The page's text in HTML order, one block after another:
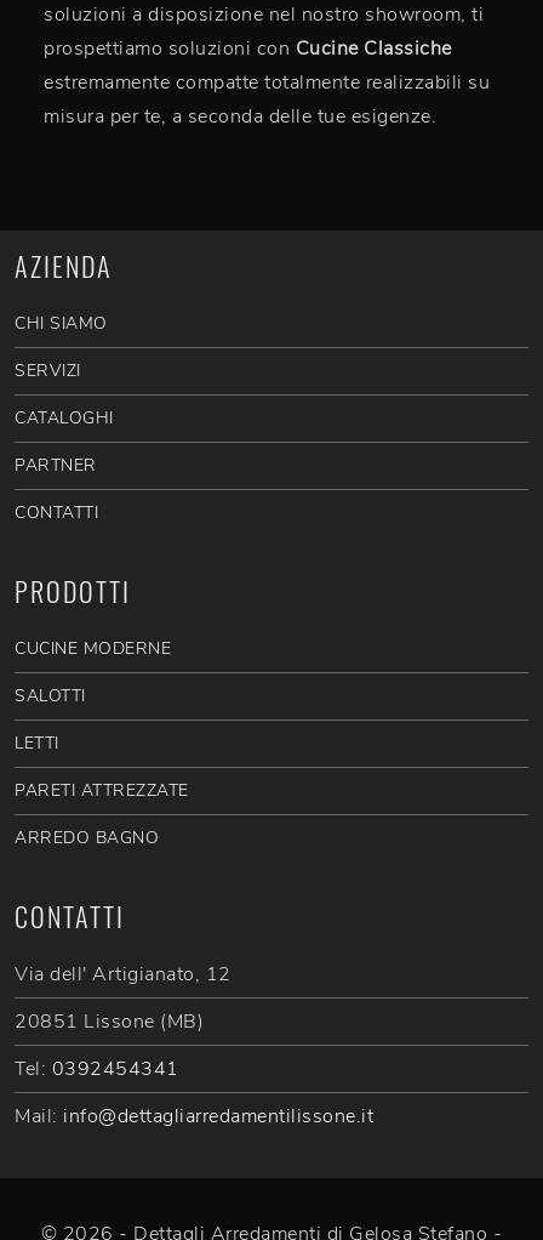
soluzioni a disposizione nel nostro showroom, ti
prospettiamo soluzioni con Cucine Classiche
estremamente compatte totalmente realizzabili su
misura per te, a seconda delle tue esigenze.
AZIENDA
CHI SIAMO
SERVIZI
CATALOGHI
PARTNER
CONTATTI
PRODOTTI
CUCINE MODERNE
SALOTTI
LETTI
PARETI ATTREZZATE
ARREDO BAGNO
CONTATTI
Via dell' Artigianato, 12
20851 Lissone (MB)
Tel: 0392454341
Mail: info@dettagliarredamentilissone.it
© 2026 - Dettagli Arredamenti di Gelosa Stefano -